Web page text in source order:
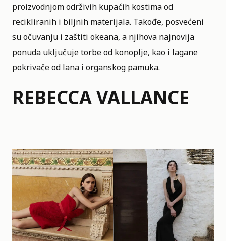
proizvodnjom održivih kupaćih kostima od
recikliranih i biljnih materijala. Takođe, posvećeni
su očuvanju i zaštiti okeana, a njihova najnovija
ponuda uključuje torbe od konoplje, kao i lagane
pokrivače od lana i organskog pamuka.
REBECCA VALLANCE